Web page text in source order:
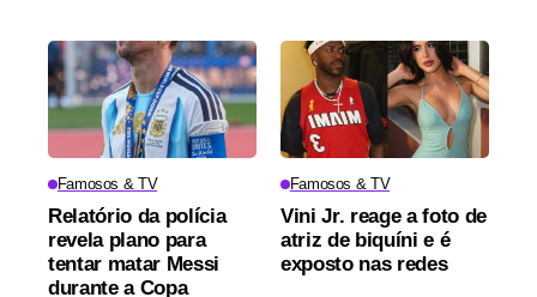
Famosos & TV
Relatório da polícia
revela plano para
tentar matar Messi
durante a Copa
Famosos & TV
Vini Jr. reage a foto de
atriz de biquíni e é
exposto nas redes